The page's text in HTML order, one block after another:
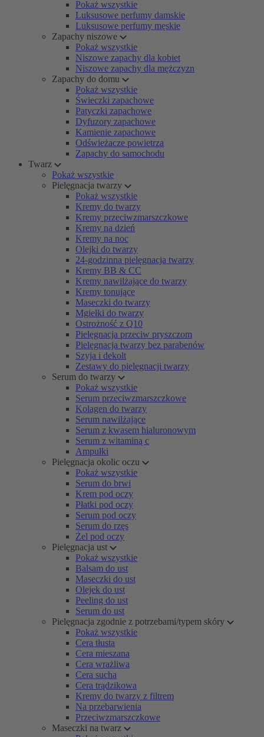
Pokaż wszystkie
Luksusowe perfumy damskie
Luksusowe perfumy męskie
Zapachy niszowe
Pokaż wszystkie
Niszowe zapachy dla kobiet
Niszowe zapachy dla mężczyzn
Zapachy do domu
Pokaż wszystkie
Świeczki zapachowe
Patyczki zapachowe
Dyfuzory zapachowe
Kamienie zapachowe
Odświeżacze powietrza
Zapachy do samochodu
Twarz
Pokaż wszystkie
Pielęgnacja twarzy
Pokaż wszystkie
Kremy do twarzy
Kremy przeciwzmarszczkowe
Kremy na dzień
Kremy na noc
Olejki do twarzy
24-godzinna pielęgnacja twarzy
Kremy BB & CC
Kremy nawilżające do twarzy
Kremy tonujące
Maseczki do twarzy
Mgiełki do twarzy
Ostrożność z Q10
Pielęgnacja przeciw pryszczom
Pielęgnacja twarzy bez parabenów
Szyja i dekolt
Zestawy do pielęgnacji twarzy
Serum do twarzy
Pokaż wszystkie
Serum przeciwzmarszczkowe
Kolagen do twarzy
Serum nawilżające
Serum z kwasem hialuronowym
Serum z witaminą c
Ampułki
Pielęgnacja okolic oczu
Pokaż wszystkie
Serum do brwi
Krem pod oczy
Płatki pod oczy
Serum pod oczy
Serum do rzęs
Żel pod oczy
Pielęgnacja ust
Pokaż wszystkie
Balsam do ust
Maseczki do ust
Olejek do ust
Peeling do ust
Serum do ust
Pielęgnacja zgodnie z potrzebami/typem skóry
Pokaż wszystkie
Cera tłusta
Cera mieszana
Cera wrażliwa
Cera sucha
Cera trądzikowa
Kremy do twarzy z filtrem
Na przebarwienia
Przeciwzmarszczkowe
Maseczki na twarz